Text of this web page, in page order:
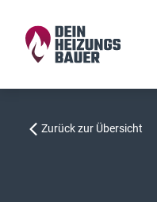
Zurück zur Übersicht